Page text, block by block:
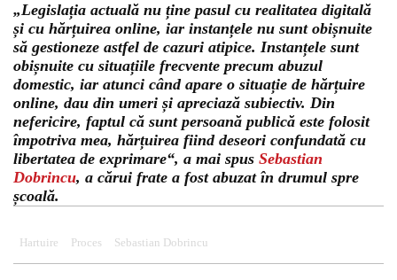
„Legislația actuală nu ține pasul cu realitatea digitală
și cu hărțuirea online, iar instanțele nu sunt obișnuite
să gestioneze astfel de cazuri atipice. Instanțele sunt
obișnuite cu situațiile frecvente precum abuzul
domestic, iar atunci când apare o situație de hărțuire
online, dau din umeri și apreciază subiectiv. Din
nefericire, faptul că sunt persoană publică este folosit
împotriva mea, hărțuirea fiind deseori confundată cu
libertatea de exprimare“, a mai spus Sebastian
Dobrincu, a cărui frate a fost abuzat în drumul spre
școală.
Hartuire Proces Sebastian Dobrincu